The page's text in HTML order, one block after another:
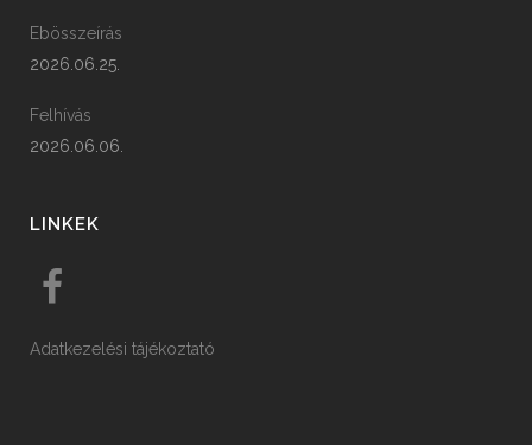
Ebösszeírás
2026.06.25.
Felhívás
2026.06.06.
LINKEK
Adatkezelési tájékoztató